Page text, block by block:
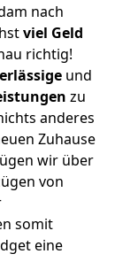
nach
viel Geld
richtig!
und
zu
anderes
Zuhause
wir über
von
somit
eine